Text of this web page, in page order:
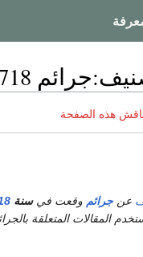
:جرائم 1718
هذه الصفحة
عنجرائم وقعت فيسنة
المقالات المتعلقة